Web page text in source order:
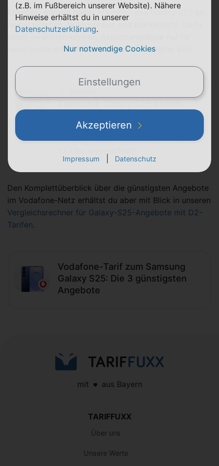
Ebenfalls günstig bietet Klarmobil das Galaxy S25
wobei sich hier Aktionspreise und kombinierte Tarife
rasch verändern können, Aktionsangebote nur für
einen bestimmten Aktionszeitraum verfügbar sind.
Vodafone-Netz für 19,99 € im
Monat − Abverkaufsaktion bis
17 Uhr wiederholt!
Den Komplettüberblick über die günstigsten Angebote
im Vodafone-Netz erhältst du aber mit Blick in unseren
Vergleichsrechner für Galaxy-S25-Angebote mit D2-
Tarifen.
Vodafone-Tarif zum Samsung
Galaxy S25: Die 3 günstigsten
Angebote
mit aus Bayern
TARIFFUXX
Über uns
Unsere Werte
(z.B. im Fußbereich unserer Website). Nähere
Hinweise erhältst du in unserer
Datenschutzerklärung.
Nur notwendige Cookies
Einstellungen
Akzeptieren
Impressum Datenschutz